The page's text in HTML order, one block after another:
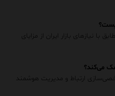
با نیازهای بازار ایران از مزایای
ارتباط و مدیریت هوشمند